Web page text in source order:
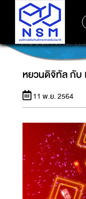
หยวนดิจิทัล กั
หยวนดิจิทัล กับ
11 พ.ย. 2564